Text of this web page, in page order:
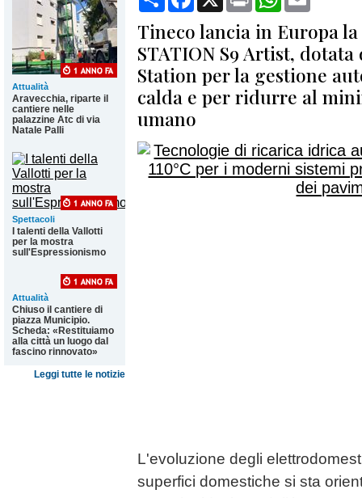
Attualità
Aravecchia, riparte il
cantiere nelle
palazzine Atc di via
Natale Palli
Spettacoli
I talenti della Vallotti
per la mostra
sull'Espressionismo
Attualità
Chiuso il cantiere di
piazza Municipio.
Scheda: «Restituiamo
alla città un luogo dal
fascino rinnovato»
Leggi tutte le notizie
Tineco lancia in Europa la
STATION S9 Artist,
Station per la gestione
calda e per ridurre al
umano
L'evoluzione degli
superfici domestiche si sta